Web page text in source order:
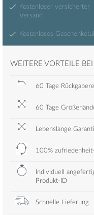
Kostenloser versicherter
Versand
Kostenloses Geschenketui
WEITERE VORTEILE
60 Tage
60 Tage
Lebenslange
100%
Individuell
Produkt-ID
Schnelle Lieferung